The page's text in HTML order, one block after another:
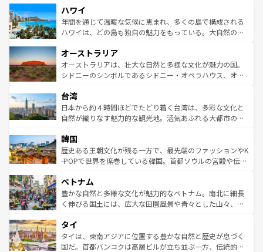
ば市内交通費無料で観光を楽しむこともできる。 なお、新
着のスイス情報はコンテンツ一覧 を参照してほしい。
のような巨大都市は、観光、ショッピング、エンターテイ
ンメントが詰まった刺激的なスポットだ。一方、アメリカ
西部には大自然が広がり、グランドキャニオンやイエロー
部のニューオーリンズでは、音楽と美食が融合した独特の
文化が魅力。旅行者はアメリカの各地域で異なる魅力を楽
しみながら、その多様性と豊かな歴史を感じることができ
ならではの贅沢な旅のスタイルだ。 なお、新着のアメリカ
情報はコンテンツ一覧を参照してほしい。
ハワイ
年間を通じて温暖な気候に恵まれ、多くの島で構成される
ハワイは、どの島も独自の魅力をもっている。大自然の神
ワイ島は見逃せない。また、定番の観光地といえばオアフ
島だが、静かな自然を求めるならマウイ島やカウアイ島が
おすすめ。エメラルドグリーンに輝く海をはじめ、豊かな
れるおもてなしの心で訪れる人々を迎えてくれるハワイの
人々、おいしいローカルフードやハワイアンミュージッ
ク、伝統的なフラダンスなど、すべてがハワイの魅力を彩
ワイを、存分に味わってほしい。 なお、新着のハワイ情報
はコンテンツ一覧を参照してほしい。
オーストラリア
オーストラリアは、壮大な自然と多様な文化が魅力の国。
シドニーのシンボルであるシドニー・オペラハウス、オー
リアリーフや大陸中央部にそびえるウルル（エアーズロッ
ク）、タスマニアの美しい原生林やケアンズの熱帯雨林な
ど、見どころがたくさん。また、カフェやワイン、オージ
いる。アクティビティも充実しており、サーフィンやダイ
ビング、ハイキングなど、アウトドア好きにはたまらな
い。オーストラリアの多彩な魅力を存分に味わいつくそ
参照してほしい。
台湾
日本から約４時間ほどでたどり着く台湾は、多彩な文化と
自然が織りなす魅力的な観光地。活気あふれる大都市の台
ン）、静ひつな山岳地帯である台湾東部など、都市の喧騒
と山間の静けさが共存しており、訪れる人に新しい発見と
驚きをもたらしてくれる。また、奥深い台湾の食文化も魅
容にもいいと評判のスイーツなど、バラエティ豊かな料理
が味わえる。 なお、新着の台湾情報は コンテンツ一覧を参
照してほしい。
韓国
歴史ある王朝文化が残る一方で、最先端のファッションやK
-POPで世界を席巻している韓国。首都ソウルの宮殿や伝統
き、地方に足を延ばせば四季折々の自然美を楽しむことが
できる。そして、キムチや焼肉、絶品のストリートフード
まで、さまざまな韓国料理が待っている。夜には、韓国な
リティに包まれながら、韓国の多彩な魅力を心ゆくまで味
わってみてほしい。 なお、新着の韓国情報はコンテンツ一
覧を参照してほしい。
ベトナム
豊かな自然と多様な文化が魅力的なベトナム。南北に細長
く伸びる国土には、広大な田園風景や青々とした山々、世
急速な発展と共に伝統が息づく。ハノイの古い町並みやホ
ーチミン市のフランス統治時代の建物も、独特の雰囲気を
醸し出している。また、バラエティの豊かさとおいしさで
タイ
タイは、東南アジアに位置する豊かな自然と歴史が息づく
国だ。首都バンコクは高層ビルが立ち並ぶ一方、伝統的な